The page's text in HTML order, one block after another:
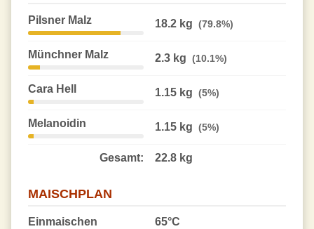
Pilsner Malz 18.2 kg (79.8%)
Münchner Malz 2.3 kg (10.1%)
Cara Hell 1.15 kg (5%)
Melanoidin 1.15 kg (5%)
Gesamt: 22.8 kg
MAISCHPLAN
Einmaischen 65°C